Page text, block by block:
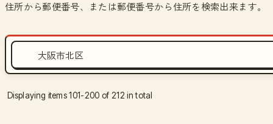
住所から郵便番号、または郵便番号から住所を検索出来ます。
Displaying items 101-200 of 212 in total